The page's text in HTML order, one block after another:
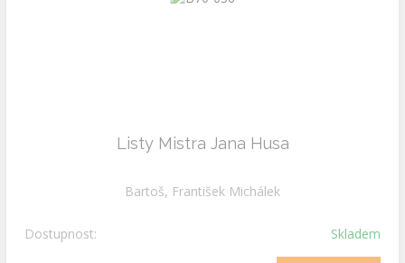
Listy Mistra Jana Husa
Bartoš, František Michálek
Dostupnost: Skladem